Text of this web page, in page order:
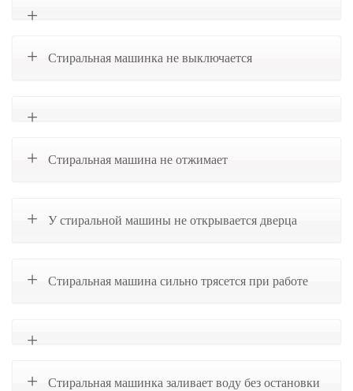
Стиральная машинка не выключается
Стиральная машина не отжимает
У стиральной машины не открывается дверца
Стиральная машина сильно трясется при работе
Стиральная машинка заливает воду без остановки